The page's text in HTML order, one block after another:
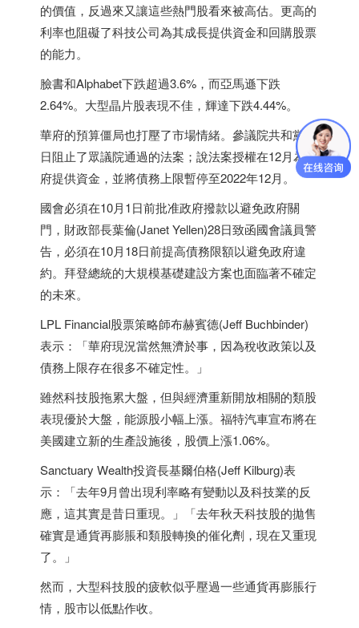
的價值，反過來又讓這些熱門股看來被高估。更高的
利率也阻礙了科技公司為其成長提供資金和回購股票
的能力。
臉書和Alphabet下跌超過3.6%，而亞馬遜下跌
2.64%。大型晶片股表現不佳，輝達下跌4.44%。
華府的預算僵局也打壓了市場情緒。參議院共和黨27
日阻止了眾議院通過的法案；說法案授權在12月為政
府提供資金，並將債務上限暫停至2022年12月。
國會必須在10月1日前批准政府撥款以避免政府關
門，財政部長葉倫(Janet Yellen)28日致函國會議員警
告，必須在10月18日前提高債務限額以避免政府違
約。拜登總統的大規模基礎建設方案也面臨著不確定
的未來。
LPL Financial股票策略師布赫賓德(Jeff Buchbinder)
表示：「華府現況當然無濟於事，因為稅收政策以及
債務上限存在很多不確定性。」
雖然科技股拖累大盤，但與經濟重新開放相關的類股
表現優於大盤，能源股小幅上漲。福特汽車宣布將在
美國建立新的生產設施後，股價上漲1.06%。
Sanctuary Wealth投資長基爾伯格(Jeff Kilburg)表
示：「去年9月曾出現利率略有變動以及科技業的反
應，這其實是昔日重現。」「去年秋天科技股的拋售
確實是通貨再膨脹和類股轉換的催化劑，現在又重現
了。」
然而，大型科技股的疲軟似乎壓過一些通貨再膨脹行
情，股市以低點作收。